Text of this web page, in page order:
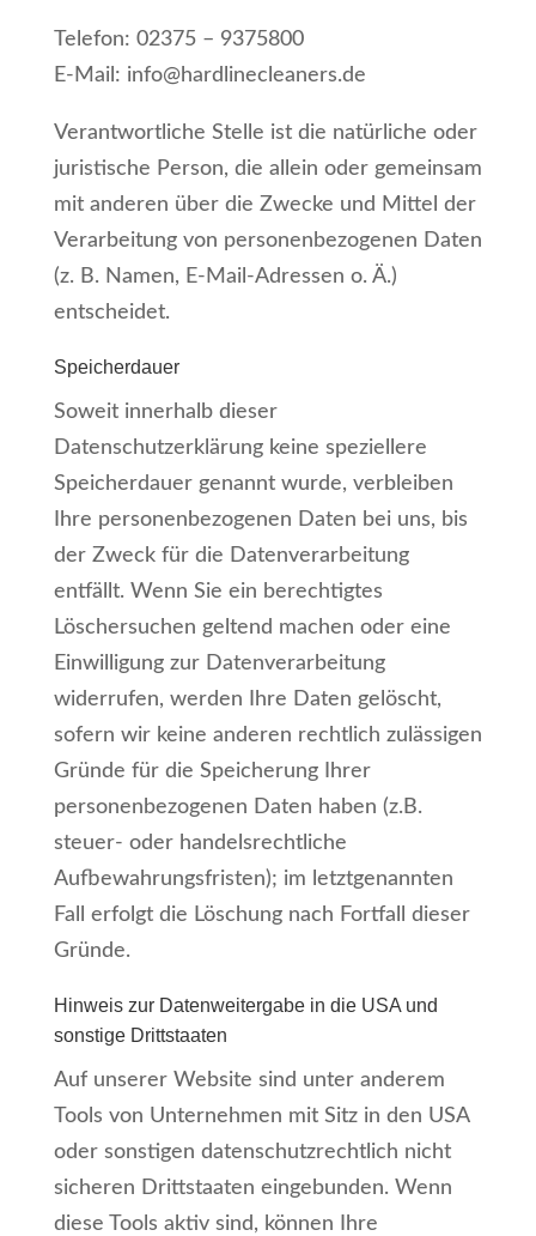
Telefon: 02375 – 9375800
E-Mail: info@hardlinecleaners.de
Verantwortliche Stelle ist die natürliche oder
juristische Person, die allein oder gemeinsam
mit anderen über die Zwecke und Mittel der
Verarbeitung von personenbezogenen Daten
(z. B. Namen, E-Mail-Adressen o. Ä.)
entscheidet.
Speicherdauer
Soweit innerhalb dieser
Datenschutzerklärung keine speziellere
Speicherdauer genannt wurde, verbleiben
Ihre personenbezogenen Daten bei uns, bis
der Zweck für die Datenverarbeitung
entfällt. Wenn Sie ein berechtigtes
Löschersuchen geltend machen oder eine
Einwilligung zur Datenverarbeitung
widerrufen, werden Ihre Daten gelöscht,
sofern wir keine anderen rechtlich zulässigen
Gründe für die Speicherung Ihrer
personenbezogenen Daten haben (z.B.
steuer- oder handelsrechtliche
Aufbewahrungsfristen); im letztgenannten
Fall erfolgt die Löschung nach Fortfall dieser
Gründe.
Hinweis zur Datenweitergabe in die USA und
sonstige Drittstaaten
Auf unserer Website sind unter anderem
Tools von Unternehmen mit Sitz in den USA
oder sonstigen datenschutzrechtlich nicht
sicheren Drittstaaten eingebunden. Wenn
diese Tools aktiv sind, können Ihre